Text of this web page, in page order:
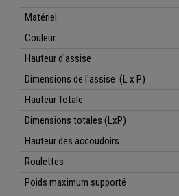
Matériel
Couleur
Hauteur d'assise
Dimensions de l'assise (L x P)
Hauteur Totale
Dimensions totales (LxP)
Hauteur des accoudoirs
Roulettes
Poids maximum supporté